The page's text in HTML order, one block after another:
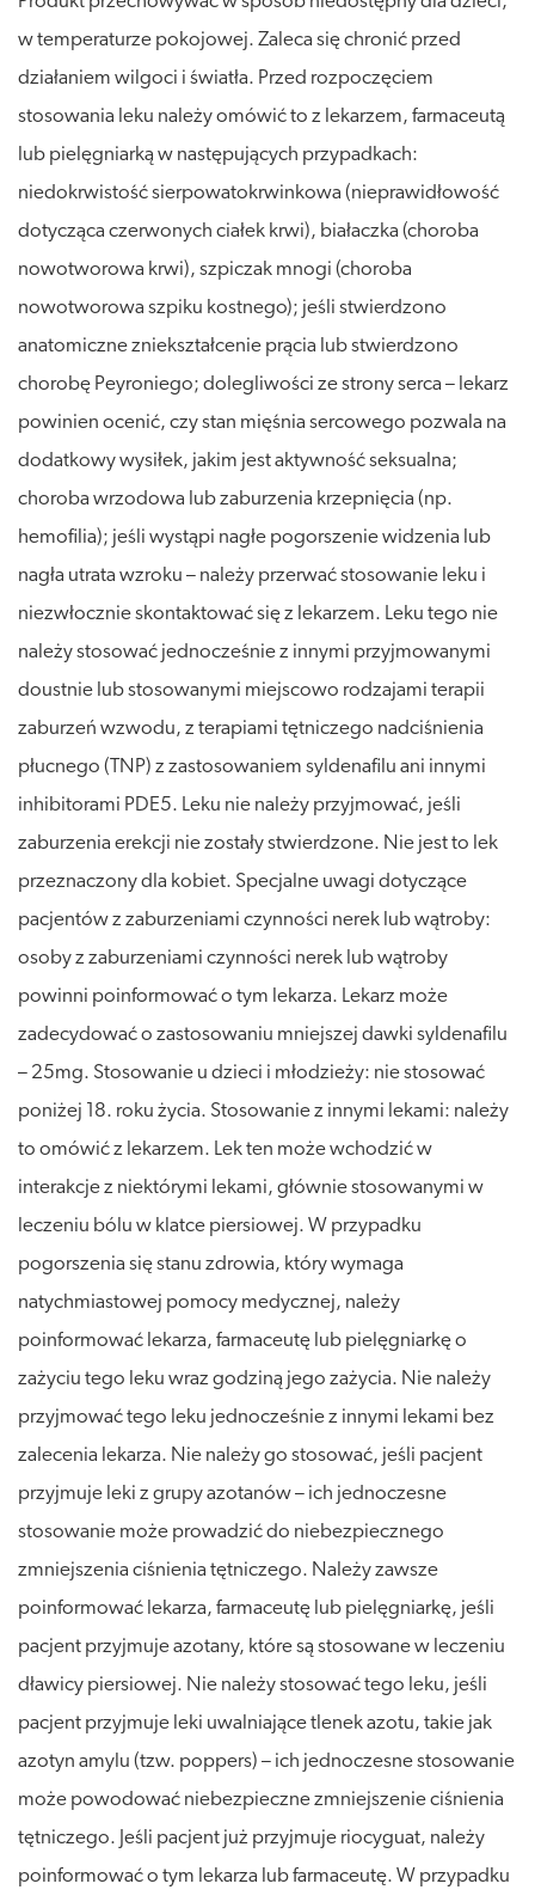
w temperaturze pokojowej. Zaleca się chronić przed
działaniem wilgoci i światła. Przed rozpoczęciem
stosowania leku należy omówić to z lekarzem, farmaceutą
lub pielęgniarką w następujących przypadkach:
niedokrwistość sierpowatokrwinkowa (nieprawidłowość
dotycząca czerwonych ciałek krwi), białaczka (choroba
nowotworowa krwi), szpiczak mnogi (choroba
nowotworowa szpiku kostnego); jeśli stwierdzono
anatomiczne zniekształcenie prącia lub stwierdzono
chorobę Peyroniego; dolegliwości ze strony serca – lekarz
powinien ocenić, czy stan mięśnia sercowego pozwala na
dodatkowy wysiłek, jakim jest aktywność seksualna;
choroba wrzodowa lub zaburzenia krzepnięcia (np.
hemofilia); jeśli wystąpi nagłe pogorszenie widzenia lub
nagła utrata wzroku – należy przerwać stosowanie leku i
niezwłocznie skontaktować się z lekarzem. Leku tego nie
należy stosować jednocześnie z innymi przyjmowanymi
doustnie lub stosowanymi miejscowo rodzajami terapii
zaburzeń wzwodu, z terapiami tętniczego nadciśnienia
płucnego (TNP) z zastosowaniem syldenafilu ani innymi
inhibitorami PDE5. Leku nie należy przyjmować, jeśli
zaburzenia erekcji nie zostały stwierdzone. Nie jest to lek
przeznaczony dla kobiet. Specjalne uwagi dotyczące
pacjentów z zaburzeniami czynności nerek lub wątroby:
osoby z zaburzeniami czynności nerek lub wątroby
powinni poinformować o tym lekarza. Lekarz może
zadecydować o zastosowaniu mniejszej dawki syldenafilu
– 25mg. Stosowanie u dzieci i młodzieży: nie stosować
poniżej 18. roku życia. Stosowanie z innymi lekami: należy
to omówić z lekarzem. Lek ten może wchodzić w
interakcje z niektórymi lekami, głównie stosowanymi w
leczeniu bólu w klatce piersiowej. W przypadku
pogorszenia się stanu zdrowia, który wymaga
natychmiastowej pomocy medycznej, należy
poinformować lekarza, farmaceutę lub pielęgniarkę o
zażyciu tego leku wraz godziną jego zażycia. Nie należy
przyjmować tego leku jednocześnie z innymi lekami bez
zalecenia lekarza. Nie należy go stosować, jeśli pacjent
przyjmuje leki z grupy azotanów – ich jednoczesne
stosowanie może prowadzić do niebezpiecznego
zmniejszenia ciśnienia tętniczego. Należy zawsze
poinformować lekarza, farmaceutę lub pielęgniarkę, jeśli
pacjent przyjmuje azotany, które są stosowane w leczeniu
dławicy piersiowej. Nie należy stosować tego leku, jeśli
pacjent przyjmuje leki uwalniające tlenek azotu, takie jak
azotyn amylu (tzw. poppers) – ich jednoczesne stosowanie
może powodować niebezpieczne zmniejszenie ciśnienia
tętniczego. Jeśli pacjent już przyjmuje riocyguat, należy
poinformować o tym lekarza lub farmaceutę. W przypadku